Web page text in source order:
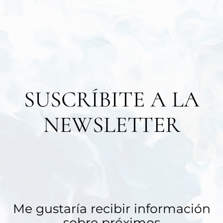
SUSCRÍBITE A LA
NEWSLETTER
Me gustaría recibir información